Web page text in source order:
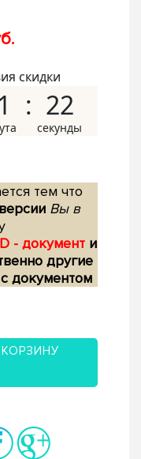
скидки
21
тем что
Вы в
- документ и
другие
документом